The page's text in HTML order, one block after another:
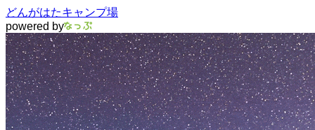
どんがはたキャンプ場
powered by